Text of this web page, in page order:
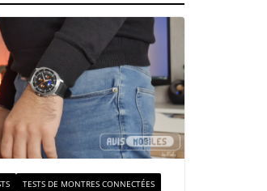
TESTS DE MONTRES CONNECTÉES